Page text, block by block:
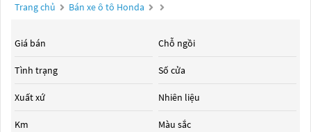
Trang chủ Bán xe ô tô Honda
Giá bán
Tình trạng
Xuất xứ
Km
Chỗ ngồi
Số cửa
Nhiên liệu
Màu sắc